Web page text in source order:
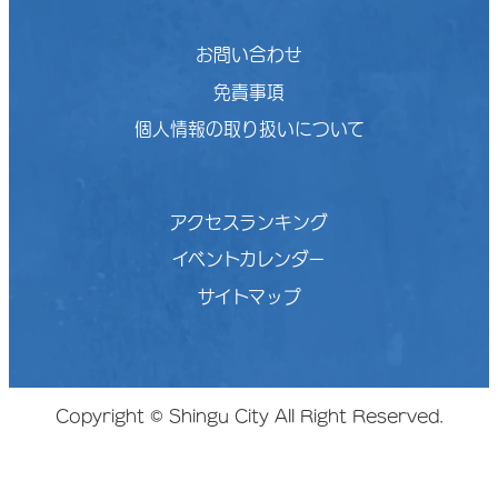
お問い合わせ
免責事項
個人情報の取り扱いについて
アクセスランキング
イベントカレンダー
サイトマップ
Copyright © Shingu City All Right Reserved.